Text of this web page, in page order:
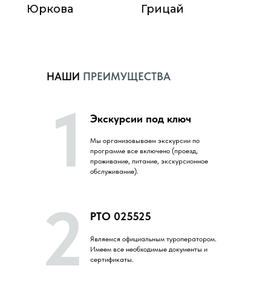
Юркова
Грицай
НАШИ ПРЕИМУЩЕСТВА
1
Мы организовываем экскурсии по
программе все включено (проезд,
проживание, питание, экскурсионное
обслуживание).
2
Экскурсии под ключ
Являемся официальным туроператором.
Имеем все необходимые документы и
сертификаты.
РТО 025525